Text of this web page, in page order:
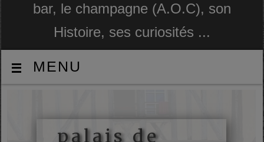
bar, le champagne (A.O.C), son
Histoire, ses curiosités ...
MENU
palais de